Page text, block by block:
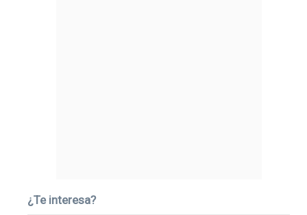
¿Te interesa?